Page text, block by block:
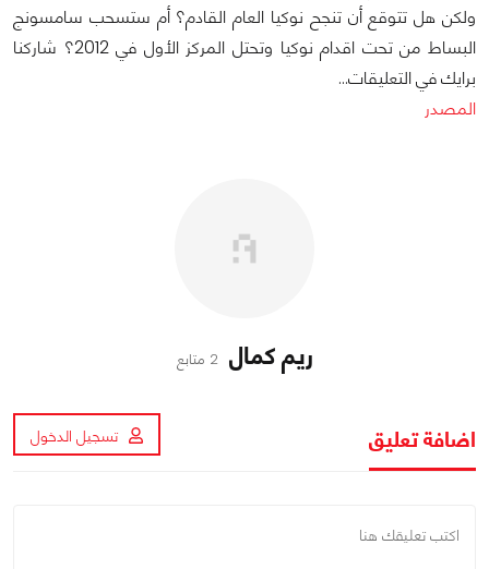
ولكن هل تتوقع أن تنجح نوكيا العام القادم؟ أم ستسحب سامسونج
البساط من تحت اقدام نوكيا وتحتل المركز الأول في 2012؟ شاركنا
برايك في التعليقات...
المصدر
ريم كمال 2 متابع
اضافة تعليق تسجيل الدخول